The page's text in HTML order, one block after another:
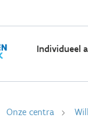
Individueel
Onze centra